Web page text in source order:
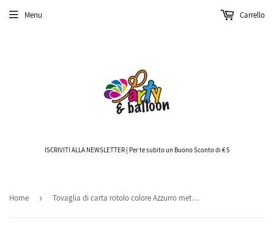
ISCRIVITI ALLA NEWSLETTER | Per te subito un Buono Sconto di € 5
Menu Carrello
Home › Tovaglia di carta rotolo colore Azzurro metri 7 x 1,20